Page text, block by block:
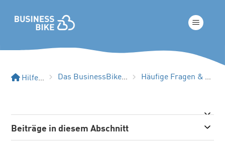
Hilfe-Center Das BusinessBike Echtzeit-Portal Häufige Fragen & Troubleshooting
Beiträge in diesem Abschnitt